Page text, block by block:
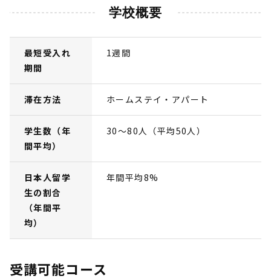
学校概要
最短受入れ
期間
1週間
滞在方法 ホームステイ・アパート
学生数（年
間平均）
30～80人（平均50人）
日本人留学
生の割合
（年間平
均）
年間平均8%
受講可能コース